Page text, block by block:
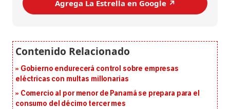
Agrega La Estrella en Google ↗️
Gobierno endurecerá control sobre empresas
eléctricas con multas millonarias
Comercio al por menor de Panamá se prepara para el
consumo del décimo tercer mes